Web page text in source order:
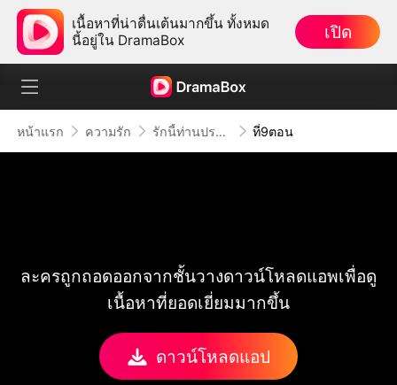
เนื้อหาที่น่าตื่นเต้นมากขึ้น ทั้งหมด
นี้อยู่ใน DramaBox
เปิด
หน้าแรก ความรัก รักนี้ท่านประธานจะชนะใจได้ไหม ที่9ตอน
ละครถูกถอดออกจากชั้นวางดาวน์โหลดแอพเพื่อดู
เนื้อหาที่ยอดเยี่ยมมากขึ้น
ดาวน์โหลดแอป